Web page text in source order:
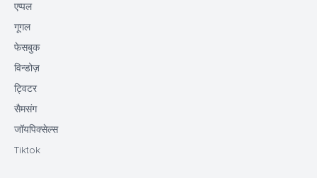
एप्पल
गूगल
फेसबुक
विन्डोज़
ट्विटर
सैमसंग
जॉयपिक्सेल्स
Tiktok